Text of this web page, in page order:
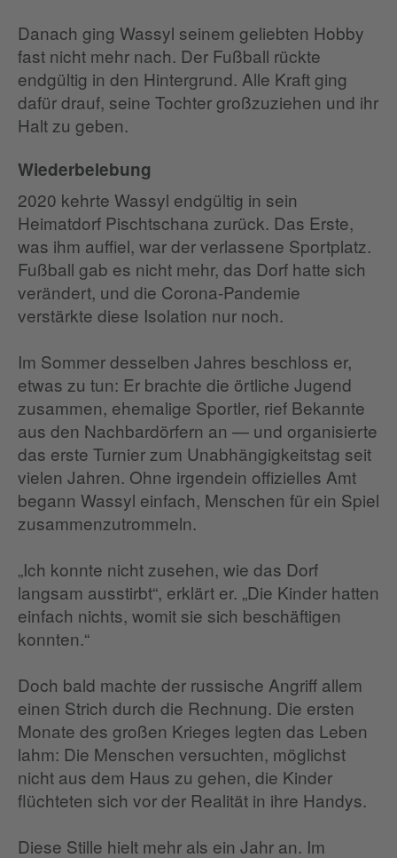
Danach ging Wassyl seinem geliebten Hobby
fast nicht mehr nach. Der Fußball rückte
endgültig in den Hintergrund. Alle Kraft ging
dafür drauf, seine Tochter großzuziehen und ihr
Halt zu geben.
Wiederbelebung
2020 kehrte Wassyl endgültig in sein
Heimatdorf Pischtschana zurück. Das Erste,
was ihm auffiel, war der verlassene Sportplatz.
Fußball gab es nicht mehr, das Dorf hatte sich
verändert, und die Corona-Pandemie
verstärkte diese Isolation nur noch.
Im Sommer desselben Jahres beschloss er,
etwas zu tun: Er brachte die örtliche Jugend
zusammen, ehemalige Sportler, rief Bekannte
aus den Nachbardörfern an — und organisierte
das erste Turnier zum Unabhängigkeitstag seit
vielen Jahren. Ohne irgendein offizielles Amt
begann Wassyl einfach, Menschen für ein Spiel
zusammenzutrommeln.
„Ich konnte nicht zusehen, wie das Dorf
langsam ausstirbt“, erklärt er. „Die Kinder hatten
einfach nichts, womit sie sich beschäftigen
konnten.“
Doch bald machte der russische Angriff allem
einen Strich durch die Rechnung. Die ersten
Monate des großen Krieges legten das Leben
lahm: Die Menschen versuchten, möglichst
nicht aus dem Haus zu gehen, die Kinder
flüchteten sich vor der Realität in ihre Handys.
Diese Stille hielt mehr als ein Jahr an. Im